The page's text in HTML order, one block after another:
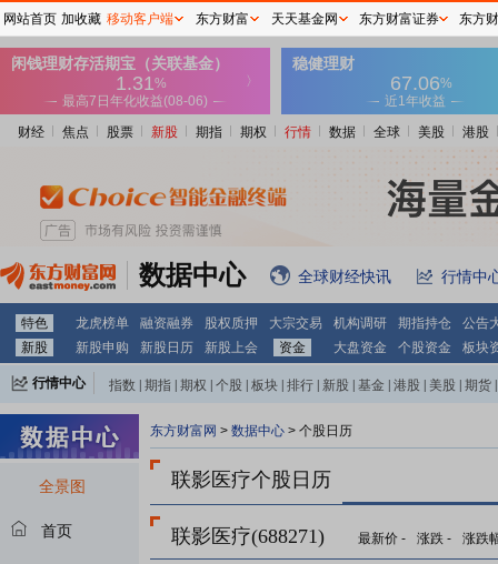
财经 焦点 股票 新股 期指 期权 行情 数据 全球 美股 港股
数据中心 全球财经快讯 行情中
特色 龙虎榜单 融资融券 股权质押 大宗交易 机构调研 期指持仓
公告
新股
新股申购 新股日历 新股上会 资金 大盘资金 个股资金 板块
行情中心 指数 期指 期权 个股 板块 排行 新股 基金 港股 美股 期货
全景图
首页
东方财富网 > 数据中心 > 个股日历
联影医疗个股日历
联影医疗(688271) 最新价 - 涨跌 - 涨跌
网站首页 加收藏 移动客户端 东方财富 天天基金网 东方财富证券 东方